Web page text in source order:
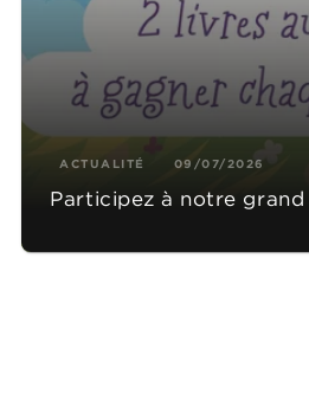
ACTUALITÉ 09/07/2026
Participez à notre